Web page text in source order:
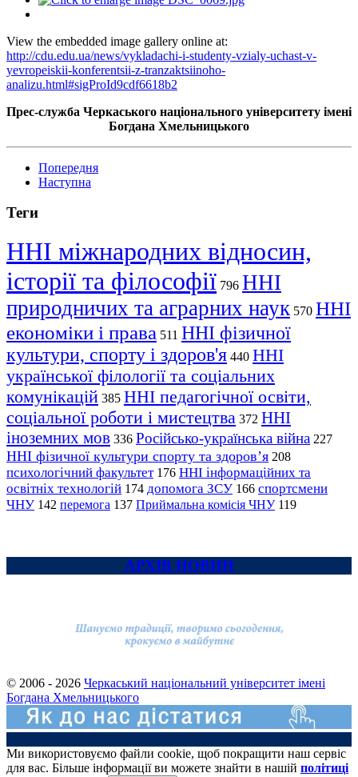
View the embedded image gallery online at:
http://cdu.edu.ua/news/vykladachi-i-studenty-vzialy-uchast-v-
yevropeiskii-konferentsii-z-tranzaktsiinoho-
analizu.html#sigProId9cdf6618b2
Прес-служба Черкаського національного університету імені
Богдана Хмельницького
Попередня
Наступна
Теги
ННІ міжнародних відносин,
історії та філософії 796 ННІ
природничих та аграрних наук 570 ННІ
економіки і права 511 ННІ фізичної
культури, спорту і здоров'я 440 ННІ
української філології та соціальних
комунікацій 385 ННІ педагогічної освіти,
соціальної роботи і мистецтва 372 ННІ
іноземних мов 336 Російсько-українська війна 227
ННІ фізичної культури спорту та здоров’я 208
психологічний факультет 176 ННІ інформаційних та
освітніх технологій 174 допомога ЗСУ 166 спортсмени
ЧНУ 142 перемога 137 Приймальна комісія ЧНУ 119
АРХІВ НОВИН
© 2006 - 2026 Черкаський національний університет імені
Богдана Хмельницького
Ми використовуємо файли cookie, щоб покращити наш сервіс
для вас. Більше інформації ви можете знайти в нашій політиці